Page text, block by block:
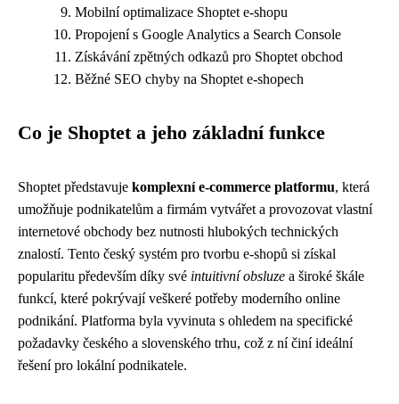
Mobilní optimalizace Shoptet e-shopu
Propojení s Google Analytics a Search Console
Získávání zpětných odkazů pro Shoptet obchod
Běžné SEO chyby na Shoptet e-shopech
Co je Shoptet a jeho základní funkce
Shoptet představuje komplexní e-commerce platformu, která
umožňuje podnikatelům a firmám vytvářet a provozovat vlastní
internetové obchody bez nutnosti hlubokých technických
znalostí. Tento český systém pro tvorbu e-shopů si získal
popularitu především díky své intuitivní obsluze a široké škále
funkcí, které pokrývají veškeré potřeby moderního online
podnikání. Platforma byla vyvinuta s ohledem na specifické
požadavky českého a slovenského trhu, což z ní činí ideální
řešení pro lokální podnikatele.